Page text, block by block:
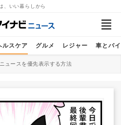
、いい暮らしから
ルスケア グルメ レジャー 車とバ
ュースを優先表示する方法